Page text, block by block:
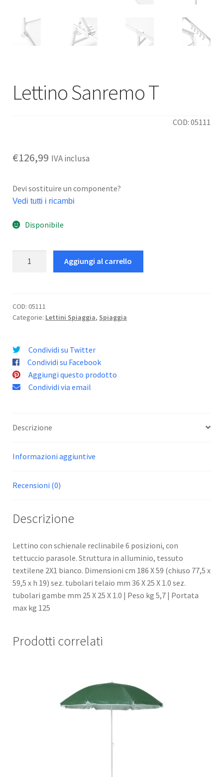
Lettino Sanremo T
COD: 05111
€126,99 IVA inclusa
Devi sostituire un componente?
Vedi tutti i ricambi
Disponibile
Aggiungi al carrello
COD: 05111
Categorie: Lettini Spiaggia, Spiaggia
Condividi su Twitter
Condividi su Facebook
Aggiungi questo prodotto
Condividi via email
Descrizione
Informazioni aggiuntive
Recensioni (0)
Descrizione
Lettino con schienale reclinabile 6 posizioni, con
tettuccio parasole. Struttura in alluminio, tessuto
textilene 2X1 bianco. Dimensioni cm 186 X 59 (chiuso 77,5 x
59,5 x h 19) sez. tubolari telaio mm 36 X 25 X 1.0 sez.
tubolari gambe mm 25 X 25 X 1.0 | Peso kg 5,7 | Portata
max kg 125
Prodotti correlati